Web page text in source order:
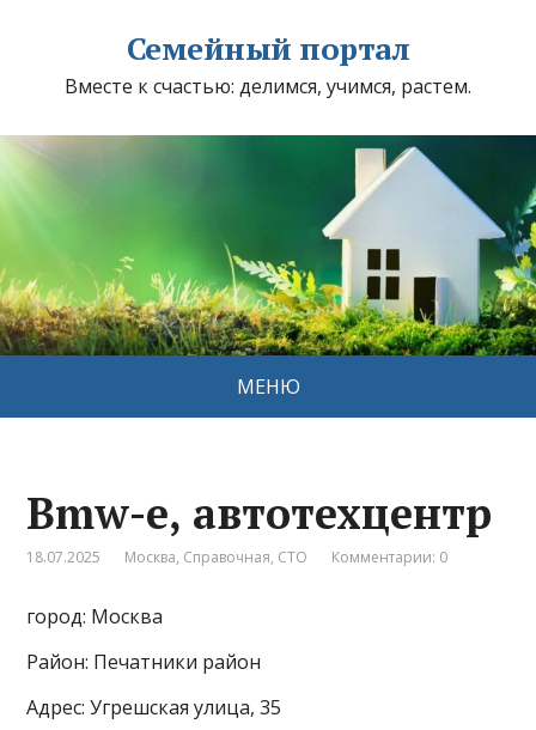
Семейный портал
Вместе к счастью: делимся, учимся, растем.
МЕНЮ
Bmw-e, автотехцентр
18.07.2025 Москва, Справочная, СТО Комментарии: 0
город: Москва
Район: Печатники район
Адрес: Угрешская улица, 35